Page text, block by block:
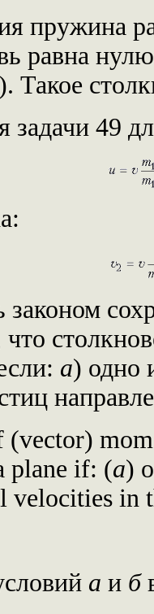
пружина
равна
Такое
49
а) одно
(vector)
plane if: (a)
velocities in
а и б